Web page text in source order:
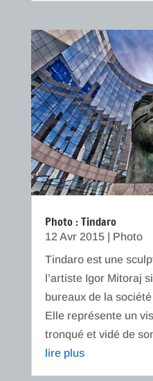
Photo : Tindaro
12 Avr 2015| Photo
Tindaro est une
l’artiste Igor Mitoraj
bureaux de la
Elle représente un
tronqué et vidé de
lire plus